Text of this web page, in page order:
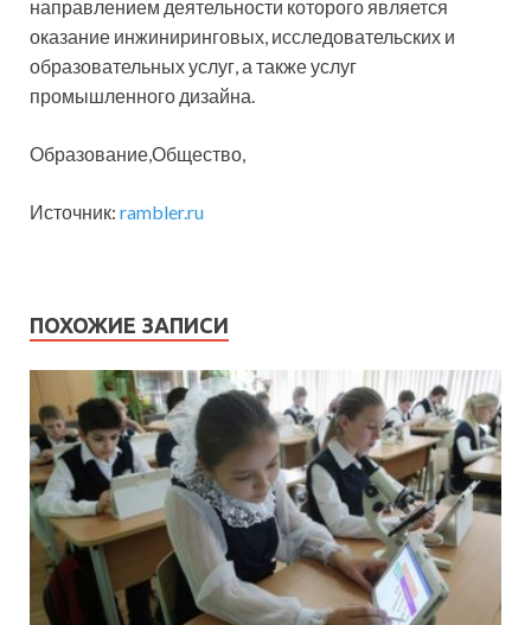
направлением деятельности которого является
оказание инжиниринговых, исследовательских и
образовательных услуг, а также услуг
промышленного дизайна.
Образование,Общество,
Источник: rambler.ru
ПОХОЖИЕ ЗАПИСИ